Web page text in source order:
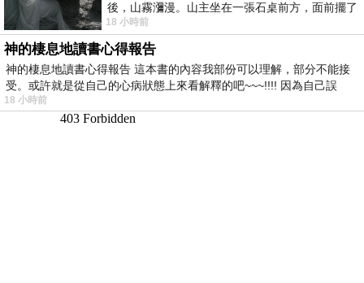
後，山霧瀰漫。山主坐在一張石桌前方，面前擺了
一盤未下完的棋盤，還有一壺茶與兩只冒
18 小時前
神的棲息地讀書心得報告
神的棲息地讀書心得報告 這本書的內容我部份可以理解，部分不能接
受。或許就是從自己的心病狀態上來看解釋的吧~~~!!!! 因為自己誤
18 小時前